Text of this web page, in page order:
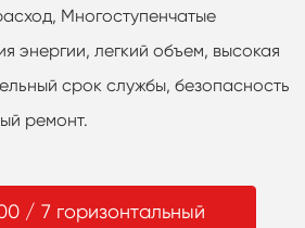
Многоступенчатые
энергии, легкий объем, высокая
срок службы, безопасность
ремонт.
/ 7 горизонтальный